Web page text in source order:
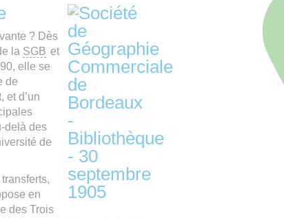
? Dès
la SGB et
elle se
de
et d’un
delà des
de
en
des Trois